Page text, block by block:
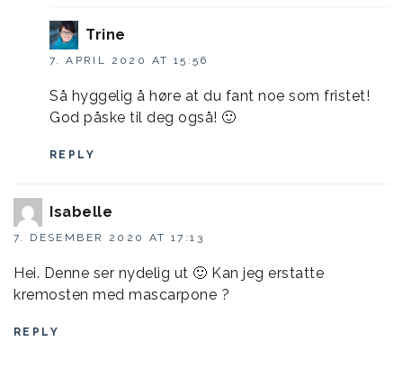
Trine
7. APRIL 2020 AT 15:56
Så hyggelig å høre at du fant noe som fristet!
God påske til deg også! 🙂
REPLY
Isabelle
7. DESEMBER 2020 AT 17:13
Hei. Denne ser nydelig ut 🙂 Kan jeg erstatte
kremosten med mascarpone ?
REPLY